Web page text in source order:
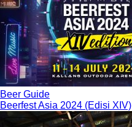
Beer Guide
Beerfest Asia 2024 (Edisi XIV)